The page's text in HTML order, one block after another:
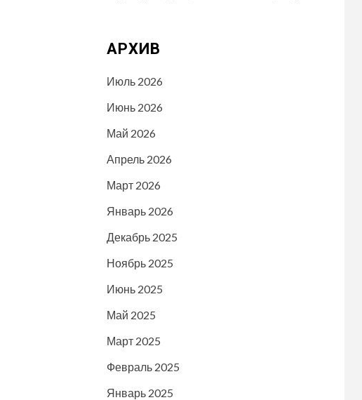
АРХИВ
Июль 2026
Июнь 2026
Май 2026
Апрель 2026
Март 2026
Январь 2026
Декабрь 2025
Ноябрь 2025
Июнь 2025
Май 2025
Март 2025
Февраль 2025
Январь 2025